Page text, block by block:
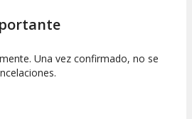
Una vez confirmado, no se